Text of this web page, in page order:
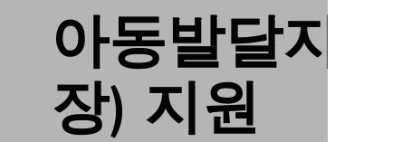
아동발달지원
장) 지원